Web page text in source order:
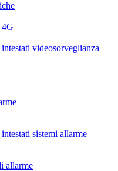
4G
videosorveglianza
sistemi allarme
allarme